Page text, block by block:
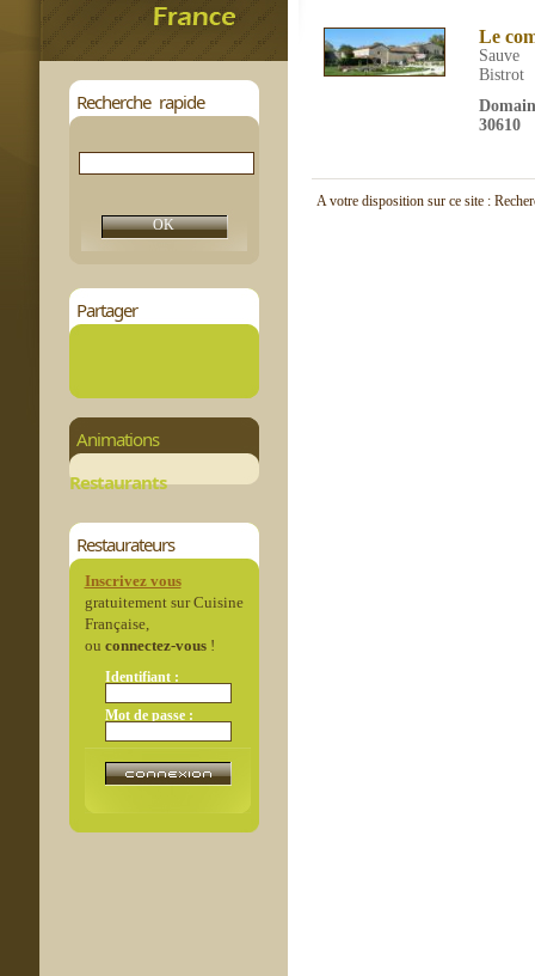
Recherche rapide
Partager
Animations
Restaurants
Restaurateurs
Inscrivez vous
gratuitement sur Cuisine
Française,
ou connectez-vous!
Identifiant :
Mot de passe :
Le
Sauve
Bistrot
30610
A votre disposition sur ce site :